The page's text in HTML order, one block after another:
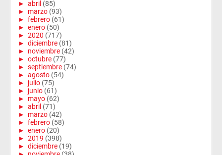
► abril (85)
► marzo (93)
► febrero (61)
► enero (50)
► 2020 (717)
► diciembre (81)
► noviembre (42)
► octubre (77)
► septiembre (74)
► agosto (54)
► julio (75)
► junio (61)
► mayo (62)
► abril (71)
► marzo (42)
► febrero (58)
► enero (20)
► 2019 (398)
► diciembre (19)